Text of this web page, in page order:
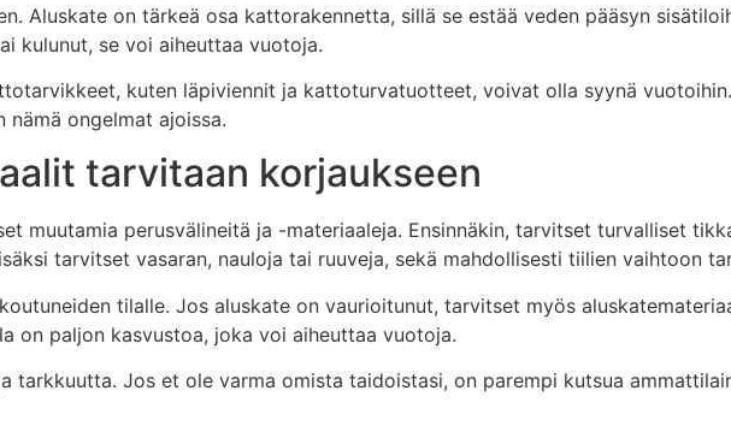
Aluskate on tärkeä osa kattorakennetta, sillä se estää veden pääsyn
kulunut, se voi aiheuttaa vuotoja.
kuten läpiviennit ja kattoturvatuotteet, voivat olla syynä
ongelmat ajoissa.
tarvitaan korjaukseen
muutamia perusvälineitä ja -materiaaleja. Ensinnäkin, tarvitset turvalliset
tarvitset vasaran, nauloja tai ruuveja, sekä mahdollisesti tiilien vaihtoon
tilalle. Jos aluskate on vaurioitunut, tarvitset myös
on paljon kasvustoa, joka voi aiheuttaa vuotoja.
tarkkuutta. Jos et ole varma omista taidoistasi, on parempi kutsua